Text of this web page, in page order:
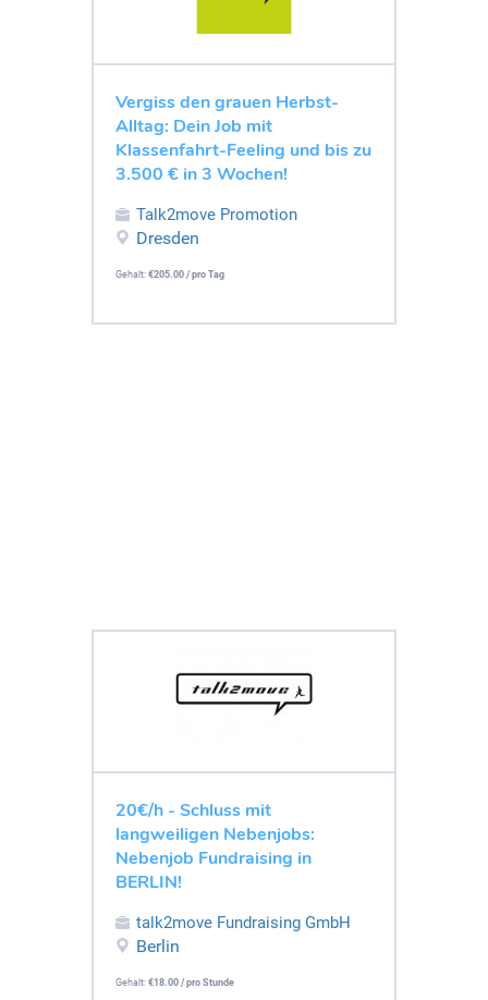
Vergiss den grauen Herbst-
Alltag: Dein Job mit
Klassenfahrt-Feeling und bis zu
3.500 € in 3 Wochen!
Talk2move Promotion
Dresden
Gehalt: €205.00 / pro Tag
20€/h - Schluss mit
langweiligen Nebenjobs:
Nebenjob Fundraising in
BERLIN!
talk2move Fundraising GmbH
Berlin
Gehalt: €18.00 / pro Stunde